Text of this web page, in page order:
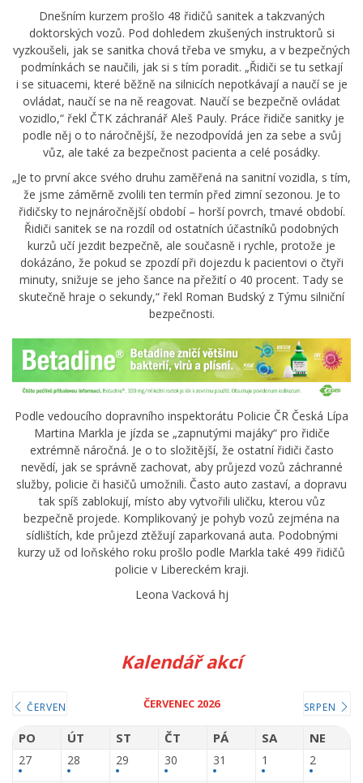
Dnešním kurzem prošlo 48 řidičů sanitek a takzvaných
doktorských vozů. Pod dohledem zkušených instruktorů si
vyzkoušeli, jak se sanitka chová třeba ve smyku, a v bezpečných
podmínkách se naučili, jak si s tím poradit. „Řidiči se tu setkají
i se situacemi, které běžně na silnicích nepotkávají a naučí se je
ovládat, naučí se na ně reagovat. Naučí se bezpečně ovládat
vozidlo,“ řekl ČTK záchranář Aleš Pauly. Práce řidiče sanitky je
podle něj o to náročnější, že nezodpovídá jen za sebe a svůj
vůz, ale také za bezpečnost pacienta a celé posádky.
„Je to první akce svého druhu zaměřená na sanitní vozidla, s tím,
že jsme záměrně zvolili ten termín před zimní sezonou. Je to
řidičsky to nejnáročnější období – horší povrch, tmavé období.
Řidiči sanitek se na rozdíl od ostatních účastníků podobných
kurzů učí jezdit bezpečně, ale současně i rychle, protože je
dokázáno, že pokud se zpozdí při dojezdu k pacientovi o čtyři
minuty, snižuje se jeho šance na přežití o 40 procent. Tady se
skutečně hraje o sekundy,“ řekl Roman Budský z Týmu silniční
bezpečnosti.
Podle vedoucího dopravního inspektorátu Policie ČR Česká Lípa
Martina Markla je jízda se „zapnutými majáky“ pro řidiče
extrémně náročná. Je o to složitější, že ostatní řidiči často
nevědí, jak se správně zachovat, aby průjezd vozů záchranné
služby, policie či hasičů umožnili. Často auto zastaví, a dopravu
tak spíš zablokují, místo aby vytvořili uličku, kterou vůz
bezpečně projede. Komplikovaný je pohyb vozů zejména na
sídlištích, kde průjezd ztěžují zaparkovaná auta. Podobnými
kurzy už od loňského roku prošlo podle Markla také 499 řidičů
policie v Libereckém kraji.
Leona Vacková hj
Kalendář akcí
ČERVEN ČERVENEC 2026 SRPEN
PO ÚT ST ČT PÁ SA NE
27 28 29 30 31 1 2